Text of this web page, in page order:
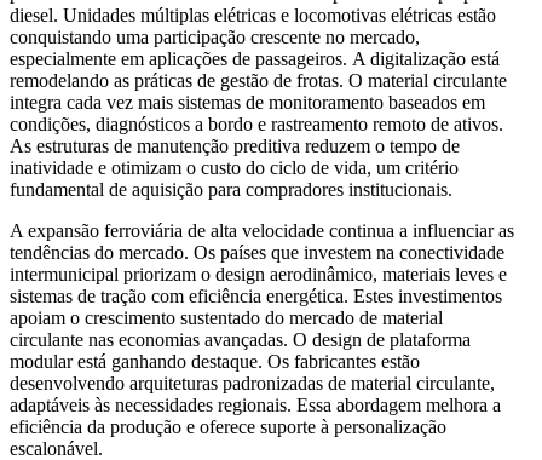
diesel. Unidades múltiplas elétricas e locomotivas elétricas estão
conquistando uma participação crescente no mercado,
especialmente em aplicações de passageiros. A digitalização está
remodelando as práticas de gestão de frotas. O material circulante
integra cada vez mais sistemas de monitoramento baseados em
condições, diagnósticos a bordo e rastreamento remoto de ativos.
As estruturas de manutenção preditiva reduzem o tempo de
inatividade e otimizam o custo do ciclo de vida, um critério
fundamental de aquisição para compradores institucionais.
A expansão ferroviária de alta velocidade continua a influenciar as
tendências do mercado. Os países que investem na conectividade
intermunicipal priorizam o design aerodinâmico, materiais leves e
sistemas de tração com eficiência energética. Estes investimentos
apoiam o crescimento sustentado do mercado de material
circulante nas economias avançadas. O design de plataforma
modular está ganhando destaque. Os fabricantes estão
desenvolvendo arquiteturas padronizadas de material circulante,
adaptáveis ​​às necessidades regionais. Essa abordagem melhora a
eficiência da produção e oferece suporte à personalização
escalonável.